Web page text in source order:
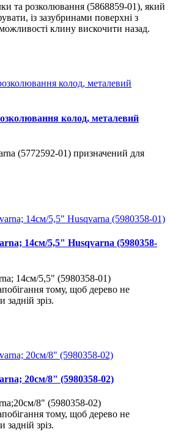
та розколювання (5868859-01), який
із зазубринами поверхні з
клину вискочити назад.
колод, металевий
(5772592-01) призначений для
14см/5,5" Husqvarna (5980358-
14см/5,5" (5980358-01)
тому, щоб дерево не
зріз.
20см/8" (5980358-02)
8" (5980358-02)
тому, щоб дерево не
зріз.